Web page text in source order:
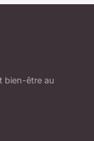
bien-être au